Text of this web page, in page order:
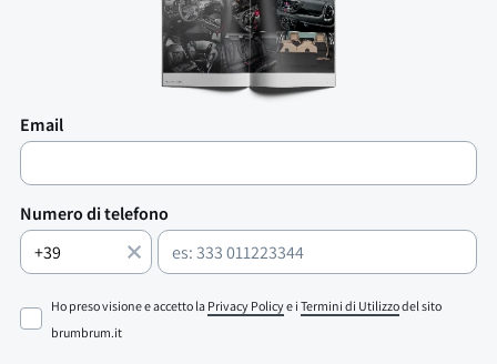
Email
Numero di telefono
Ho preso visione e accetto la Privacy Policye i Termini di Utilizzodel sito
brumbrum.it